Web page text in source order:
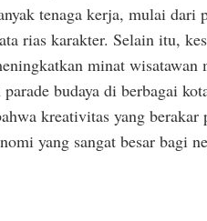
tenaga kerja, mulai dari
rias karakter. Selain itu,
minat wisatawan
budaya di berbagai
kreativitas yang berakar
yang sangat besar bagi